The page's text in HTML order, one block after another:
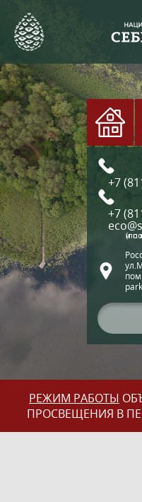
+7
+7
(по
РЕЖИМ РАБОТЫ
ПРОСВЕЩЕНИЯ В